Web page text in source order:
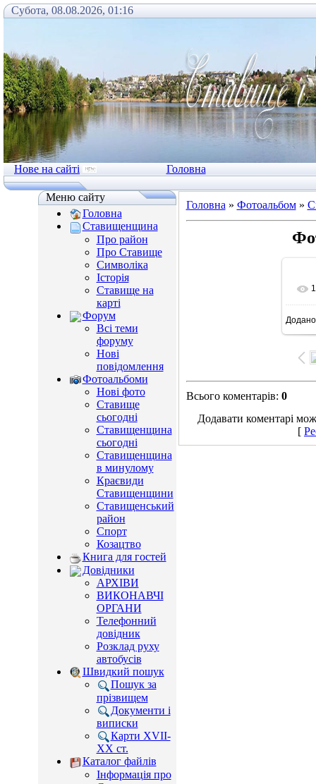
Субота, 08.08.2026, 01:16
Нове на сайті Головна
Меню сайту
Головна
Ставищенщина
Про район
Про Ставище
Символіка
Історія
Ставище на
карті
Форум
Всі теми
форуму
Нові
повідомлення
Фотоальбоми
Нові фото
Ставище
сьогодні
Ставищенщина
сьогодні
Ставищенщина
в минулому
Краєвиди
Ставищенщини
Ставищенський
район
Спорт
Козацтво
Книга для гостей
Довідники
АРХІВИ
ВИКОНАВЧІ
ОРГАНИ
Телефонний
довідник
Розклад руху
автобусів
Швидкий пошук
Пошук за
прізвищем
Документи і
виписки
Карти XVII-
XX ст.
Каталог файлів
Інформація про
Головна » Фотоальбом»
Додано
Всього коментарів: 0
Додавати коментарі
[